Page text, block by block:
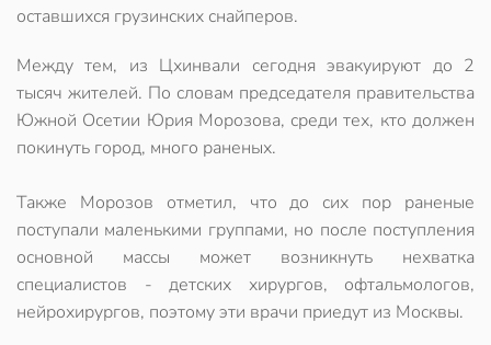
оставшихся грузинских снайперов.
Между тем, из Цхинвали сегодня эвакуируют до 2
тысяч жителей. По словам председателя правительства
Южной Осетии Юрия Морозова, среди тех, кто должен
покинуть город, много раненых.
Также Морозов отметил, что до сих пор раненые
поступали маленькими группами, но после поступления
основной массы может возникнуть нехватка
специалистов - детских хирургов, офтальмологов,
нейрохирургов, поэтому эти врачи приедут из Москвы.